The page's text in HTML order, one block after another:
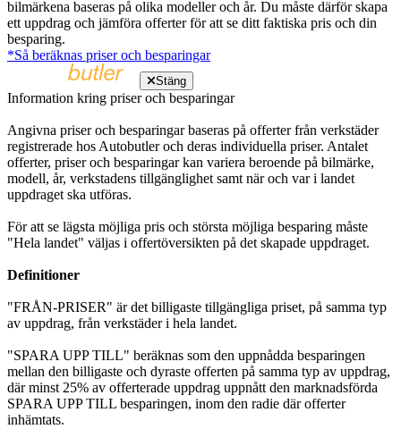
bilmärkena baseras på olika modeller och år. Du måste därför skapa
ett uppdrag och jämföra offerter för att se ditt faktiska pris och din
besparing.
*Så beräknas priser och besparingar
Stäng
Information kring priser och besparingar
Angivna priser och besparingar baseras på offerter från verkstäder
registrerade hos Autobutler och deras individuella priser. Antalet
offerter, priser och besparingar kan variera beroende på bilmärke,
modell, år, verkstadens tillgänglighet samt när och var i landet
uppdraget ska utföras.
För att se lägsta möjliga pris och största möjliga besparing måste
"Hela landet" väljas i offertöversikten på det skapade uppdraget.
Definitioner
"FRÅN-PRISER" är det billigaste tillgängliga priset, på samma typ
av uppdrag, från verkstäder i hela landet.
"SPARA UPP TILL" beräknas som den uppnådda besparingen
mellan den billigaste och dyraste offerten på samma typ av uppdrag,
där minst 25% av offerterade uppdrag uppnått den marknadsförda
SPARA UPP TILL besparingen, inom den radie där offerter
inhämtats.